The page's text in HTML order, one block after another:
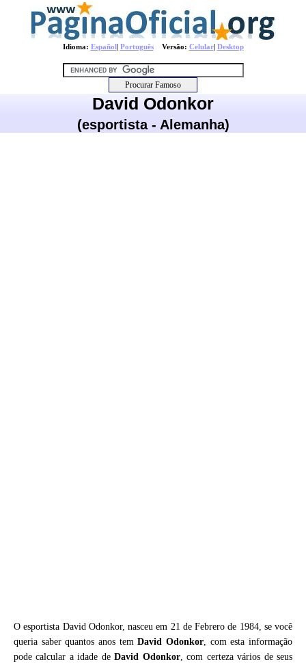
Idioma: Español| PortuguêsVersão: Celular| Desktop
David Odonkor
(esportista - Alemanha)
O esportista David Odonkor, nasceu em 21 de Febrero de 1984, se você
queria saber quantos anos temDavid Odonkor, com esta informação
pode calcular a idade deDavid Odonkor, com certeza vários de seus